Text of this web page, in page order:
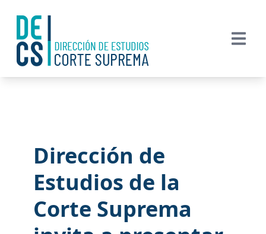
Dirección de
Estudios de la
Corte Suprema